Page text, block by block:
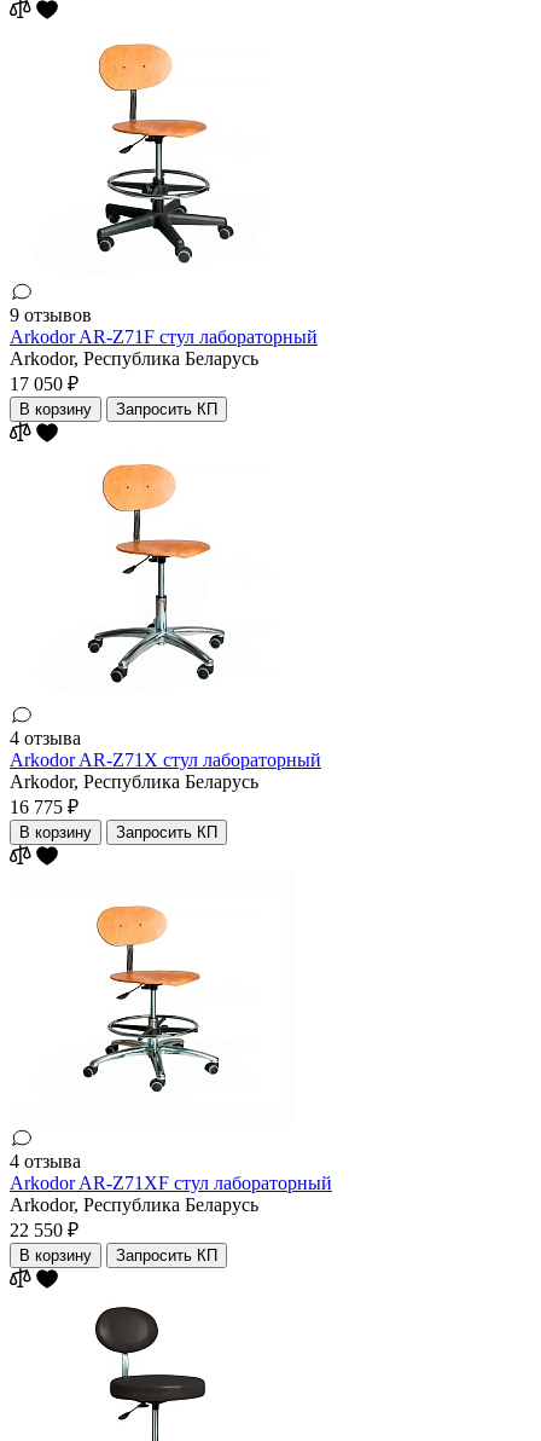
9 отзывов
Arkodor AR-Z71F стул лабораторный
Arkodor, Республика Беларусь
17 050 ₽
В корзину Запросить КП
4 отзыва
Arkodor AR-Z71X стул лабораторный
Arkodor, Республика Беларусь
16 775 ₽
В корзину Запросить КП
4 отзыва
Arkodor AR-Z71XF стул лабораторный
Arkodor, Республика Беларусь
22 550 ₽
В корзину Запросить КП